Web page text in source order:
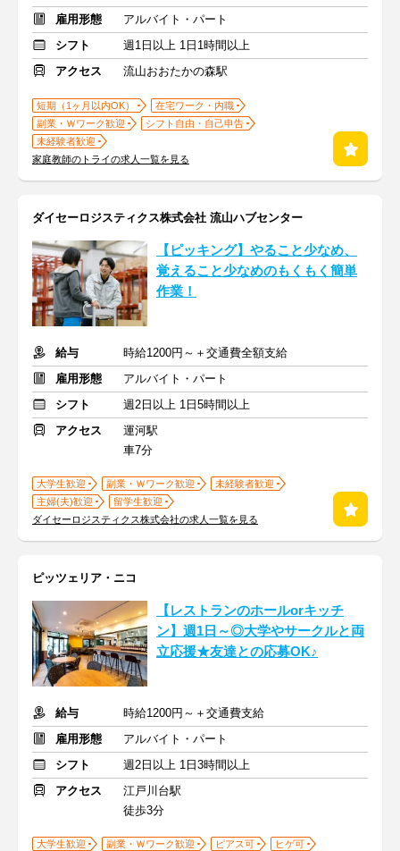
雇用形態
アルバイト・パート
シフト
週1日以上 1日1時間以上
アクセス
流山おおたかの森駅
短期（1ヶ月以内OK）
在宅ワーク・内職
副業・Ｗワーク歓迎
シフト自由・自己申告
未経験者歓迎
家庭教師のトライの求人一覧を見る
ダイセーロジスティクス株式会社 流山ハブセンター
【ピッキング】やること少なめ、
覚えること少なめのもくもく簡単
作業！
給与
時給1200円～＋交通費全額支給
雇用形態
アルバイト・パート
シフト
週2日以上 1日5時間以上
アクセス
運河駅
車7分
大学生歓迎 副業・Ｗワーク歓迎
未経験者歓迎
主婦(夫)歓迎
留学生歓迎
ダイセーロジスティクス株式会社の求人一覧を見る
ピッツェリア・ニコ
【レストランのホールorキッチ
ン】週1日～◎大学やサークルと両
立応援★友達との応募OK♪
給与
時給1200円～＋交通費支給
雇用形態
アルバイト・パート
シフト
週2日以上 1日3時間以上
アクセス
江戸川台駅
徒歩3分
大学生歓迎 副業・Ｗワーク歓迎 ピアス可
ヒゲ可